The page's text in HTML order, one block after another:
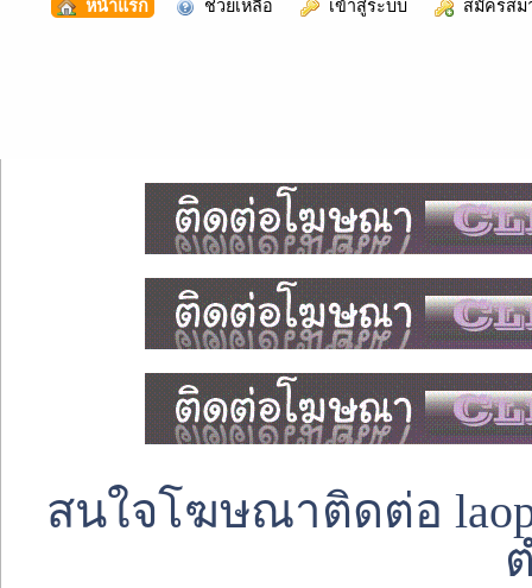
หน้าแรก ช่วยเหลือ เข้าสู่ระบบ สมัครสม
สนใจโฆษณาติดต่อ